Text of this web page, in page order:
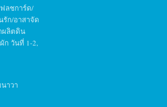
ลชการ์ด/
ก/อาสาจัด
ผลิตดิน
ก วันที่ 1-2,
าวา